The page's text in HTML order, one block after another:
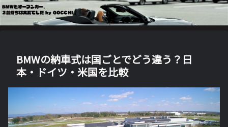
BMWの納車式は国ごとでどう違う？日
本・ドイツ・米国を比較